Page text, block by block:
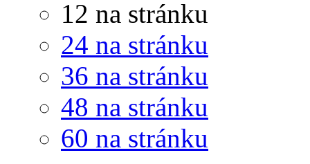
12 na stránku
24 na stránku
36 na stránku
48 na stránku
60 na stránku